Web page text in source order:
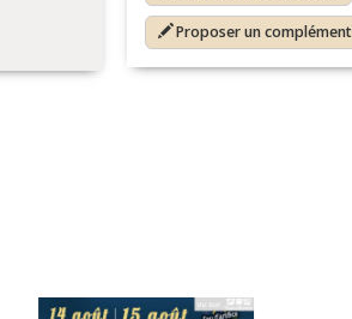
Proposer un